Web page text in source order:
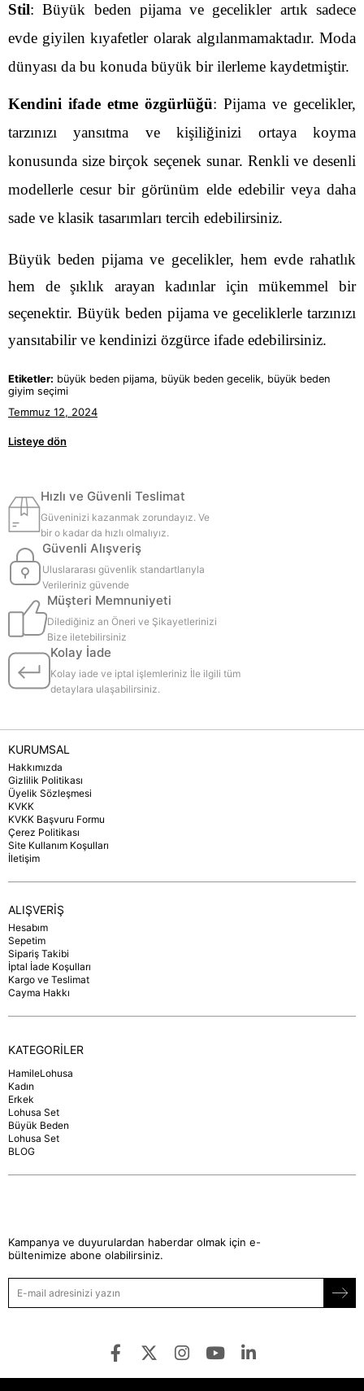
Stil: Büyük beden pijama ve gecelikler artık sadece
evde giyilen kıyafetler olarak algılanmamaktadır. Moda
dünyası da bu konuda büyük bir ilerleme kaydetmiştir.
Kendini ifade etme özgürlüğü: Pijama ve gecelikler,
tarzınızı yansıtma ve kişiliğinizi ortaya koyma
konusunda size birçok seçenek sunar. Renkli ve desenli
modellerle cesur bir görünüm elde edebilir veya daha
sade ve klasik tasarımları tercih edebilirsiniz.
Büyük beden pijama ve gecelikler, hem evde rahatlık
hem de şıklık arayan kadınlar için mükemmel bir
seçenektir. Büyük beden pijama ve geceliklerle tarzınızı
yansıtabilir ve kendinizi özgürce ifade edebilirsiniz.
Etiketler: büyük beden pijama, büyük beden gecelik, büyük beden
giyim seçimi
Temmuz 12, 2024
Listeye dön
Hızlı ve Güvenli Teslimat
Güveninizi kazanmak zorundayız. Ve
bir o kadar da hızlı olmalıyız.
Güvenli Alışveriş
Uluslararası güvenlik standartlarıyla
Verileriniz güvende
Müşteri Memnuniyeti
Dilediğiniz an Öneri ve Şikayetlerinizi
Bize iletebilirsiniz
Kolay İade
Kolay iade ve iptal işlemleriniz İle ilgili tüm
detaylara ulaşabilirsiniz.
KURUMSAL
Hakkımızda
Gizlilik Politikası
Üyelik Sözleşmesi
KVKK
KVKK Başvuru Formu
Çerez Politikası
Site Kullanım Koşulları
İletişim
ALIŞVERİŞ
Hesabım
Sepetim
Sipariş Takibi
İptal İade Koşulları
Kargo ve Teslimat
Cayma Hakkı
KATEGORİLER
HamileLohusa
Kadın
Erkek
Lohusa Set
Büyük Beden
Lohusa Set
BLOG
Kampanya ve duyurulardan haberdar olmak için e-
bültenimize abone olabilirsiniz.